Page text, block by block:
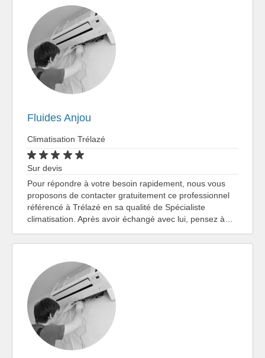
Fluides Anjou
Climatisation Trélazé
Sur devis
Pour répondre à votre besoin rapidement, nous vous
proposons de contacter gratuitement ce professionnel
référencé à Trélazé en sa qualité de Spécialiste
climatisation. Après avoir échangé avec lui, pensez à…